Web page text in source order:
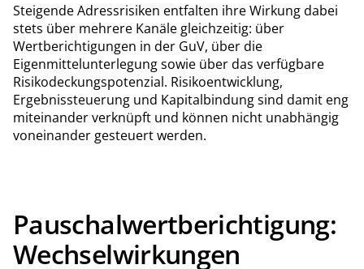
Steigende Adressrisiken entfalten ihre Wirkung dabei
stets über mehrere Kanäle gleichzeitig: über
Wertberichtigungen in der GuV, über die
Eigenmittelunterlegung sowie über das verfügbare
Risikodeckungspotenzial. Risikoentwicklung,
Ergebnissteuerung und Kapitalbindung sind damit eng
miteinander verknüpft und können nicht unabhängig
voneinander gesteuert werden.
Pauschalwertberichtigung:
Wechselwirkungen